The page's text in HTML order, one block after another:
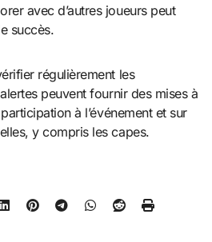
avec d’autres joueurs peut
succès.
régulièrement les
peuvent fournir des mises à
à l’événement et sur
y compris les capes.